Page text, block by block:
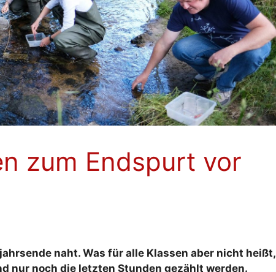
zum Endspurt vor
naht. Was für alle Klassen aber nicht heißt,
nur noch die letzten Stunden gezählt werden.